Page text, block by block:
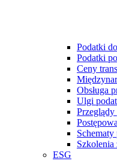
Podatki
Podatki
Ceny
Obsługa
Ulgi
Szkolenia
ESG